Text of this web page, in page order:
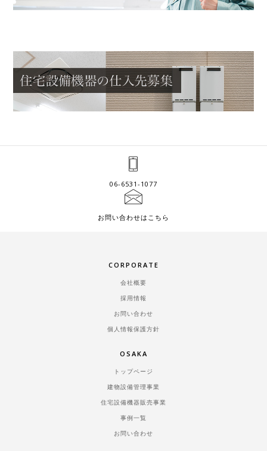
06-6531-1077
お問い合わせはこちら
CORPORATE
会社概要
採用情報
お問い合わせ
個人情報保護方針
OSAKA
トップページ
建物設備管理事業
住宅設備機器販売事業
事例一覧
お問い合わせ